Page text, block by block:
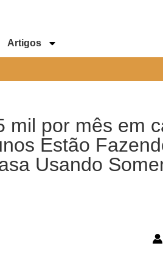
Artigos
mil por mês em
Estão
Usando